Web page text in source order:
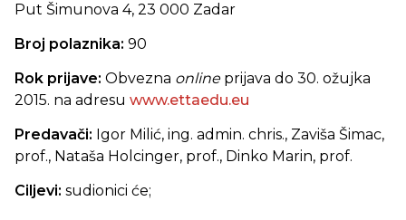
Put Šimunova 4, 23 000 Zadar
Broj polaznika: 90
Rok prijave: Obvezna onlineprijava do 30. ožujka
2015. na adresu www.ettaedu.eu
Predavači: Igor Milić, ing. admin. chris., Zaviša Šimac,
prof., Nataša Holcinger, prof., Dinko Marin, prof.
Ciljevi: sudionici će;